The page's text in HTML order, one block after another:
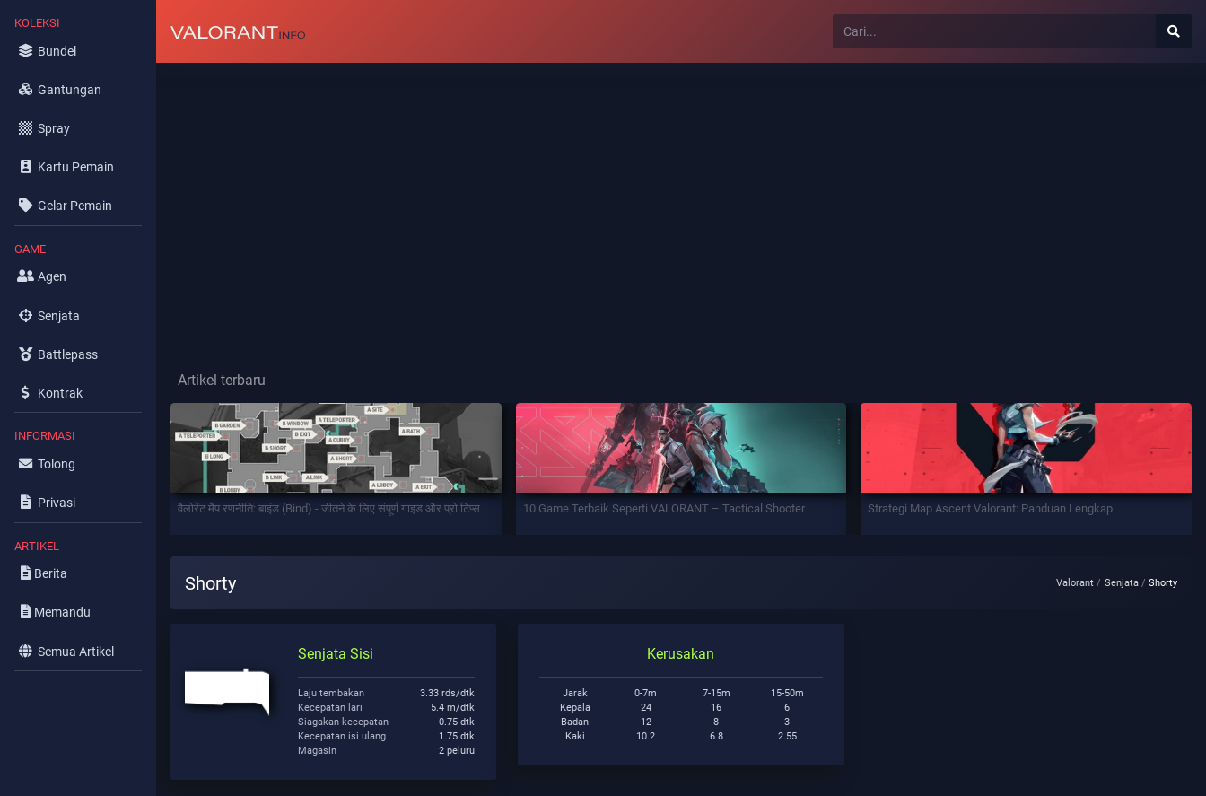
KOLEKSI
Bundel
Gantungan
Spray
Kartu Pemain
Gelar Pemain
GAME
Agen
Senjata
Battlepass
Kontrak
INFORMASI
Tolong
Privasi
ARTIKEL
Berita
Memandu
Semua Artikel
Artikel terbaru
वैलोरेंट मैप रणनीति: बाइंड (Bind) - जीतने के लिए संपूर्ण गाइड और प्रो टिप्स 10 Game Terbaik Seperti VALORANT – Tactical Shooter Strategi Map Ascent Valorant: Panduan Lengkap
Shorty Valorant Senjata Shorty
Senjata Sisi
Laju tembakan
3.33 rds/dtk
Kecepatan lari
5.4 m/dtk
Siagakan kecepatan
0.75 dtk
Kecepatan isi ulang
1.75 dtk
Magasin
2 peluru
Kerusakan
Jarak 0-7m 7-15m
15-50m
Kepala
24 16
6
Badan
12 8
3
Kaki
10.2 6.8 2.55